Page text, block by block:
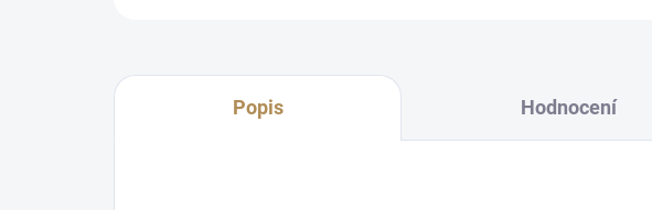
Popis Hodnocení